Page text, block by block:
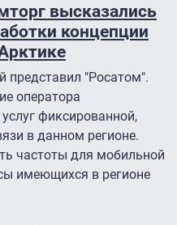
высказались
концепции
представил "Росатом".
оператора
фиксированной,
в данном регионе.
частоты для мобильной
имеющихся в регионе